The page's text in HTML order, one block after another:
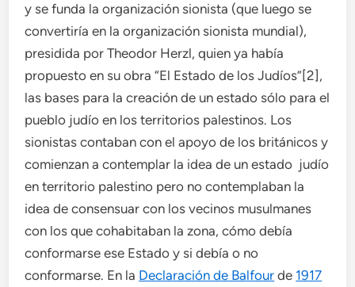
y se funda la organización sionista (que luego se
convertiría en la organización sionista mundial),
presidida por Theodor Herzl, quien ya había
propuesto en su obra “El Estado de los Judíos”[2],
las bases para la creación de un estado sólo para el
pueblo judío en los territorios palestinos. Los
sionistas contaban con el apoyo de los británicos y
comienzan a contemplar la idea de un estado judío
en territorio palestino pero no contemplaban la
idea de consensuar con los vecinos musulmanes
con los que cohabitaban la zona, cómo debía
conformarse ese Estado y si debía o no
conformarse. En la Declaración de Balfour de 1917